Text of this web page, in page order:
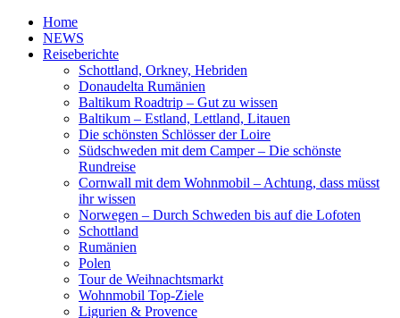
Home
NEWS
Reiseberichte
Schottland, Orkney, Hebriden
Donaudelta Rumänien
Baltikum Roadtrip – Gut zu wissen
Baltikum – Estland, Lettland, Litauen
Die schönsten Schlösser der Loire
Südschweden mit dem Camper – Die schönste
Rundreise
Cornwall mit dem Wohnmobil – Achtung, dass müsst
ihr wissen
Norwegen – Durch Schweden bis auf die Lofoten
Schottland
Rumänien
Polen
Tour de Weihnachtsmarkt
Wohnmobil Top-Ziele
Ligurien & Provence